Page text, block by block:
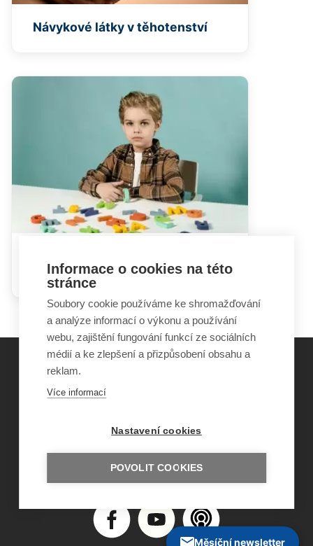
Návykové látky v těhotenství
autismu?
©Obecně prospěšná společnost Sirius
ISSN 1805-8876
nazory@sancedetem.cz
Odběr novinek e-mailem
Měsíční newsletter
Informace o cookies na této
stránce
Soubory cookie používáme ke shromažďování
a analýze informací o výkonu a používání
webu, zajištění fungování funkcí ze sociálních
médií a ke zlepšení a přizpůsobení obsahu a
reklam.
Více informací
Nastavení cookies
POVOLIT COOKIES